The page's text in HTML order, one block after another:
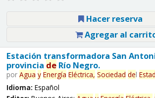
Hacer reserva
Agregar al
Estación transformadora San
provincia deRío Negro.
por Agua y Energía Eléctrica, Sociedad del
Idioma: Español